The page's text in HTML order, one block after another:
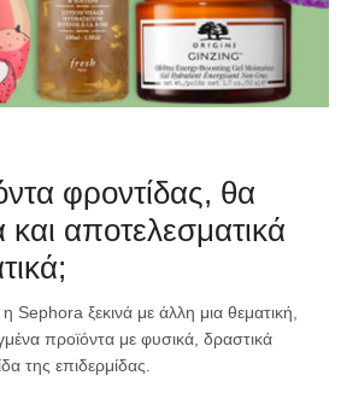
φροντίδας, θα
και αποτελεσματικά
Sephora ξεκινά με άλλη μια θεματική,
προϊόντα με φυσικά, δραστικά
της επιδερμίδας.